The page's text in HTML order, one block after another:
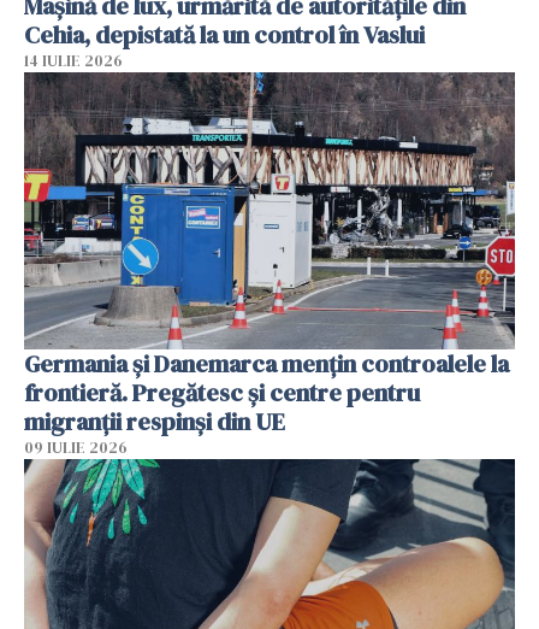
Cehia, depistată la un control în Vaslui
14 IULIE 2026
Germania și Danemarca mențin controalele la
frontieră. Pregătesc și centre pentru
migranții respinși din UE
09 IULIE 2026